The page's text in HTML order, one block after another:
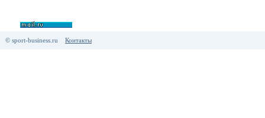
© sport-business.ru Контакты